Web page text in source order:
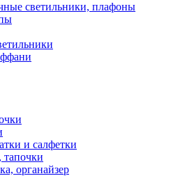
светильники, плафоны
и салфетки
органайзер